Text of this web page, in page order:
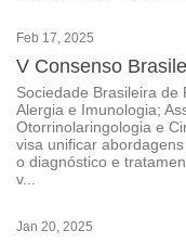
Feb 17, 2025
V Consenso
Sociedade Brasileira de
Alergia e Imunologia;
Otorrinolaringologia e
visa unificar
o diagnóstico e
v...
Jan 20, 2025